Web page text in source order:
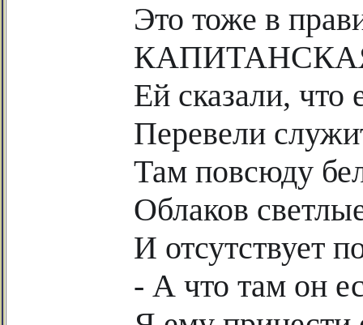
Это тоже в
Ей сказали, что
Перевели
Там повсюду
Облаков
И отсутствует
- А что там он